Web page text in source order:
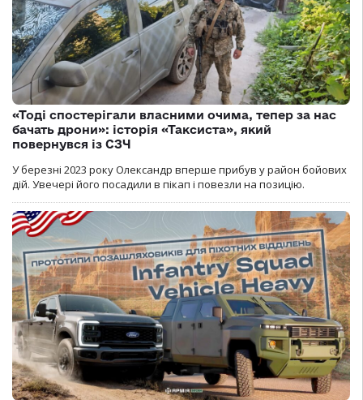
«Тоді спостерігали власними очима, тепер за нас
бачать дрони»: історія «Таксиста», який
повернувся із СЗЧ
У березні 2023 року Олександр вперше прибув у район бойових
дій. Увечері його посадили в пікап і повезли на позицію.